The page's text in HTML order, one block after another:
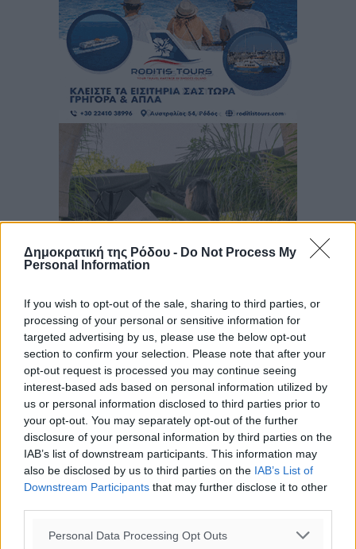
Δημοκρατική της Ρόδου - Do Not Process My
Personal Information
If you wish to opt-out of the sale, sharing to third parties, or
processing of your personal or sensitive information for
targeted advertising by us, please use the below opt-out
section to confirm your selection. Please note that after your
opt-out request is processed you may continue seeing
interest-based ads based on personal information utilized by
us or personal information disclosed to third parties prior to
your opt-out. You may separately opt-out of the further
disclosure of your personal information by third parties on the
IAB’s list of downstream participants. This information may
also be disclosed by us to third parties on the IAB’s List of
Downstream Participants that may further disclose it to other
Personal Data Processing Opt Outs
Ροή ειδήσεων